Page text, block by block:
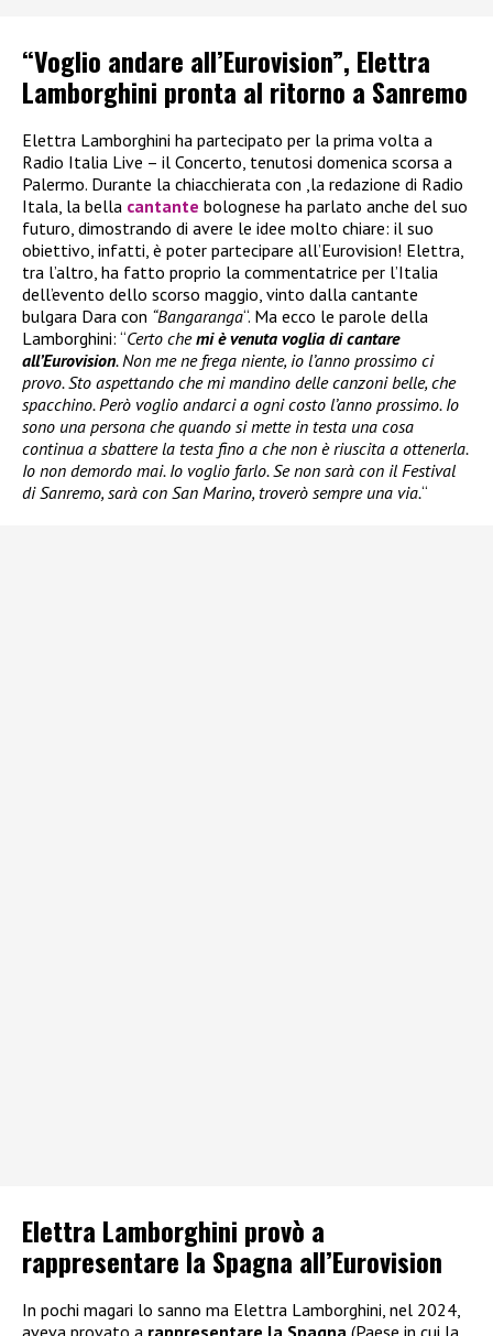
“Voglio andare all’Eurovision”, Elettra
Lamborghini pronta al ritorno a Sanremo
Elettra Lamborghini ha partecipato per la prima volta a
Radio Italia Live – il Concerto, tenutosi domenica scorsa a
Palermo. Durante la chiacchierata con ,la redazione di Radio
Itala, la bella cantante bolognese ha parlato anche del suo
futuro, dimostrando di avere le idee molto chiare: il suo
obiettivo, infatti, è poter partecipare all’Eurovision! Elettra,
tra l’altro, ha fatto proprio la commentatrice per l’Italia
dell’evento dello scorso maggio, vinto dalla cantante
bulgara Dara con “Bangaranga“. Ma ecco le parole della
Lamborghini: “Certo chemi è venuta voglia di cantare
all’Eurovision. Non me ne frega niente, io l’anno prossimo ci
provo. Sto aspettando che mi mandino delle canzoni belle, che
spacchino. Però voglio andarci a ogni costo l’anno prossimo. Io
sono una persona che quando si mette in testa una cosa
continua a sbattere la testa fino a che non è riuscita a ottenerla.
Io non demordo mai. Io voglio farlo. Se non sarà con il Festival
di Sanremo, sarà con San Marino, troverò sempre una via.“
Elettra Lamborghini provò a
rappresentare la Spagna all’Eurovision
In pochi magari lo sanno ma Elettra Lamborghini, nel 2024,